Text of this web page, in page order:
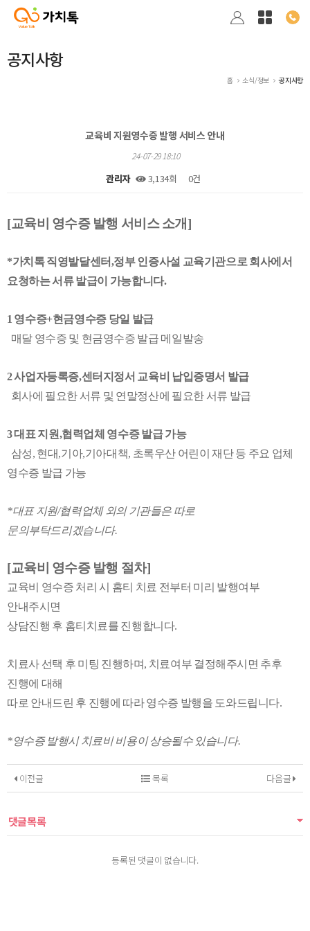
공지사항
홈 소식/정보 공지사항
교육비 지원영수증 발행 서비스 안내
24-07-29 18:10
관리자 3,134회 0건
[교육비 영수증 발행 서비스 소개]
*가치톡 직영발달센터,정부 인증사설 교육기관으로 회사에서
요청하는 서류 발급이 가능합니다.
1 영수증+현금영수증 당일 발급
매달 영수증 및 현금영수증 발급 메일발송
2 사업자등록증,센터지정서 교육비 납입증명서 발급
회사에 필요한 서류 및 연말정산에 필요한 서류 발급
3 대표 지원,협력업체 영수증 발급 가능
삼성, 현대,기아,기아대책, 초록우산 어린이 재단 등 주요 업체
영수증 발급 가능
*대표 지원/협력업체 외의 기관들은 따로
문의부탁드리겠습니다.
[교육비 영수증 발행 절차]
교육비 영수증 처리 시 홈티 치료 전부터 미리 발행여부
안내주시면
상담진행 후 홈티치료를 진행합니다.
치료사 선택 후 미팅 진행하며, 치료여부 결정해주시면 추후
진행에 대해
따로 안내드린 후 진행에 따라 영수증 발행을 도와드립니다.
*영수증 발행시 치료비 비용이 상승될수 있습니다.
이전글 다음글
목록
댓글목록
등록된 댓글이 없습니다.